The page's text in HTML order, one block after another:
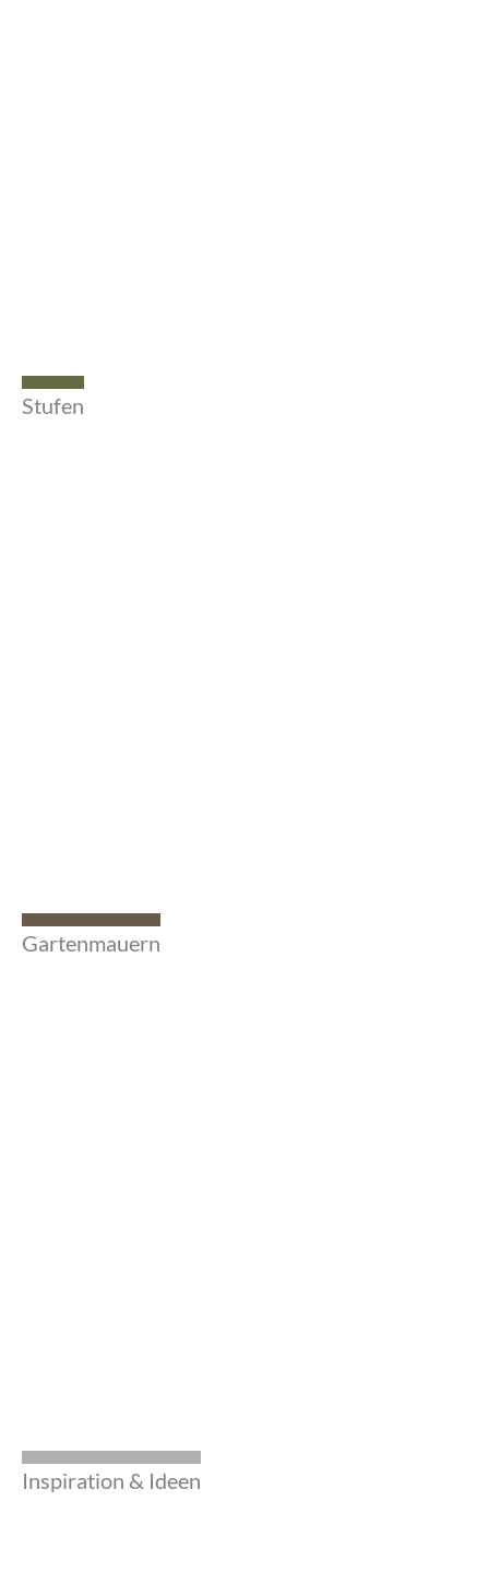
Stufen
Gartenmauern
Inspiration & Ideen